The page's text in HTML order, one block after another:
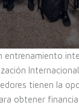
entrenamiento
tienen la
obtener